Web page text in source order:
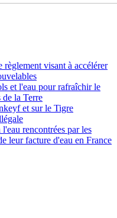
visant à accélérer
et l'eau pour rafraîchir le
de la Terre
et sur le Tigre
rencontrées par les
leur facture d'eau en France